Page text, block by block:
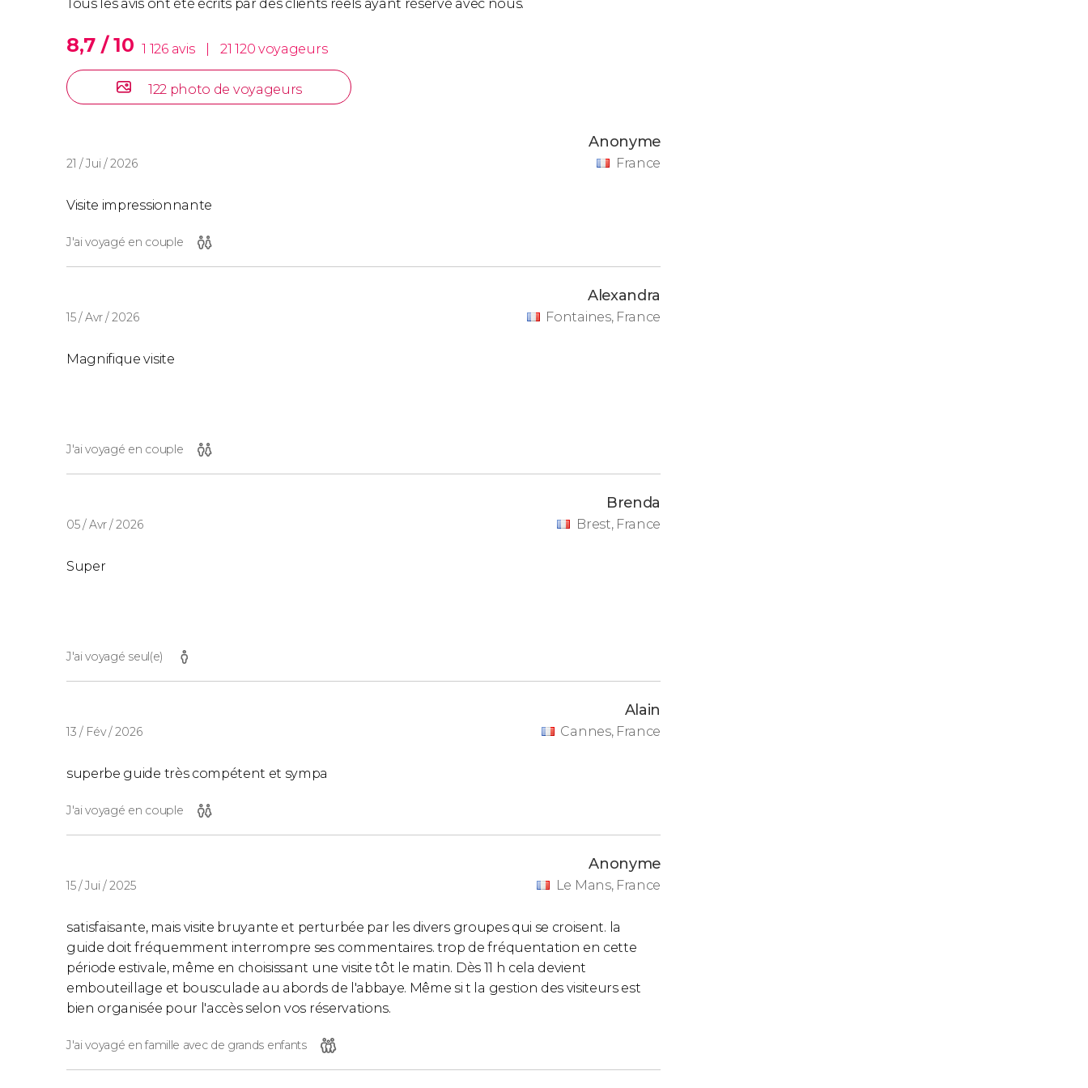
Tous les avis ont été écrits par des clients réels ayant réservé avec nous.
8,7 / 10 1 126 avis 21 120 voyageurs
122 photo de voyageurs
21 / Jui / 2026
Anonyme
France
Visite impressionnante
J'ai voyagé en couple
15 / Avr / 2026
Alexandra
Fontaines, France
Magnifique visite
J'ai voyagé en couple
05 / Avr / 2026
Brenda
Brest, France
Super
J'ai voyagé seul(e)
13 / Fév / 2026
Alain
Cannes, France
superbe guide très compétent et sympa
J'ai voyagé en couple
15 / Jui / 2025
Anonyme
Le Mans, France
satisfaisante, mais visite bruyante et perturbée par les divers groupes qui se croisent. la
guide doit fréquemment interrompre ses commentaires. trop de fréquentation en cette
période estivale, même en choisissant une visite tôt le matin. Dès 11 h cela devient
embouteillage et bousculade au abords de l'abbaye. Même si t la gestion des visiteurs est
bien organisée pour l'accès selon vos réservations.
J'ai voyagé en famille avec de grands enfants